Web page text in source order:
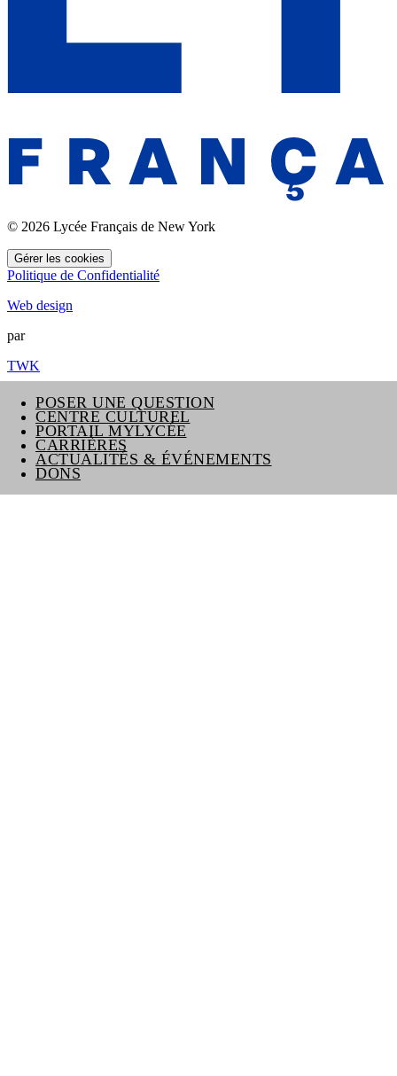
POSER UNE QUESTION
CENTRE CULTUREL
PORTAIL MYLYCÉE
CARRIÈRES
ACTUALITÉS & ÉVÉNEMENTS
DONS
© 2026 Lycée Français de New York
Gérer les cookies
Politique de Confidentialité
Web design
par
TWK